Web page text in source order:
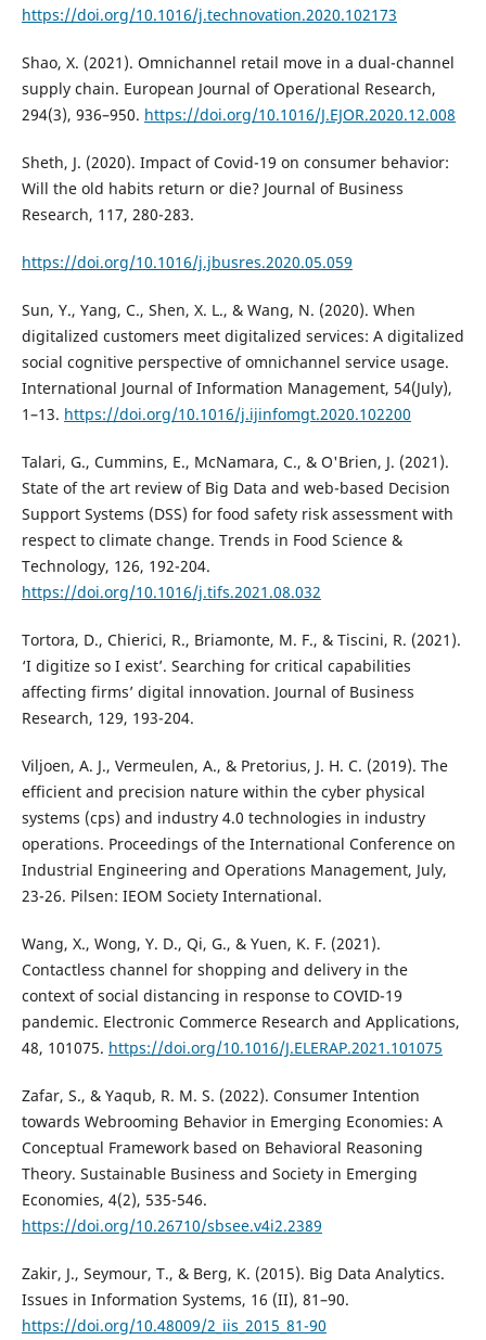
https://doi.org/10.1016/j.technovation.2020.102173
Shao, X. (2021). Omnichannel retail move in a dual-channel
supply chain. European Journal of Operational Research,
294(3), 936–950. https://doi.org/10.1016/J.EJOR.2020.12.008
Sheth, J. (2020). Impact of Covid-19 on consumer behavior:
Will the old habits return or die? Journal of Business
Research, 117, 280-283.
https://doi.org/10.1016/j.jbusres.2020.05.059
Sun, Y., Yang, C., Shen, X. L., & Wang, N. (2020). When
digitalized customers meet digitalized services: A digitalized
social cognitive perspective of omnichannel service usage.
International Journal of Information Management, 54(July),
1–13. https://doi.org/10.1016/j.ijinfomgt.2020.102200
Talari, G., Cummins, E., McNamara, C., & O'Brien, J. (2021).
State of the art review of Big Data and web-based Decision
Support Systems (DSS) for food safety risk assessment with
respect to climate change. Trends in Food Science &
Technology, 126, 192-204.
https://doi.org/10.1016/j.tifs.2021.08.032
Tortora, D., Chierici, R., Briamonte, M. F., & Tiscini, R. (2021).
‘I digitize so I exist’. Searching for critical capabilities
affecting firms’ digital innovation. Journal of Business
Research, 129, 193-204.
Viljoen, A. J., Vermeulen, A., & Pretorius, J. H. C. (2019). The
efficient and precision nature within the cyber physical
systems (cps) and industry 4.0 technologies in industry
operations. Proceedings of the International Conference on
Industrial Engineering and Operations Management, July,
23-26. Pilsen: IEOM Society International.
Wang, X., Wong, Y. D., Qi, G., & Yuen, K. F. (2021).
Contactless channel for shopping and delivery in the
context of social distancing in response to COVID-19
pandemic. Electronic Commerce Research and Applications,
48, 101075. https://doi.org/10.1016/J.ELERAP.2021.101075
Zafar, S., & Yaqub, R. M. S. (2022). Consumer Intention
towards Webrooming Behavior in Emerging Economies: A
Conceptual Framework based on Behavioral Reasoning
Theory. Sustainable Business and Society in Emerging
Economies, 4(2), 535-546.
https://doi.org/10.26710/sbsee.v4i2.2389
Zakir, J., Seymour, T., & Berg, K. (2015). Big Data Analytics.
Issues in Information Systems, 16 (II), 81–90.
https://doi.org/10.48009/2_iis_2015_81-90